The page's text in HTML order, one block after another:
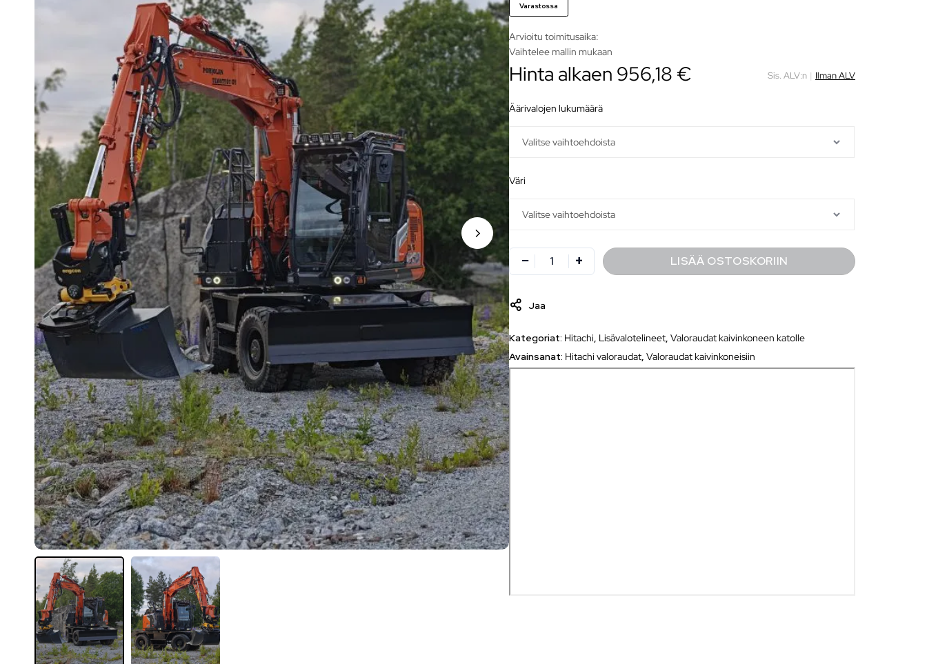
Varastossa
Arvioitu toimitusaika:
Vaihtelee mallin mukaan
Hinta alkaen 956,18 € Sis. ALV:n | Ilman ALV
äärivalojen lukumäärä
väri
LISÄÄ OSTOSKORIIN
Jaa
Kategoriat: Hitachi Lisävalotelineet ,Valoraudat kaivinkoneen katolle
Avainsanat: Hitachi valoraudat ,Valoraudat kaivinkoneisiin